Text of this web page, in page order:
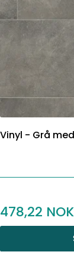
Vinyl - Grå
478,22